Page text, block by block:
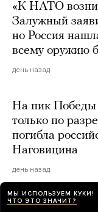
«К НАТО
Залужный
но Россия
всему оружию
день назад
На пик Победы
только по
погибла
Наговицина
день назад
Более 600
МЫ ИСПОЛЬЗУЕМ КУКИ!
ЧТО ЭТО ЗНАЧИТ?